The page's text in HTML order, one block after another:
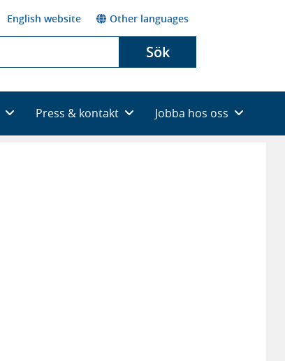
English website Other languages
Sök
Press & kontakt Jobba hos oss